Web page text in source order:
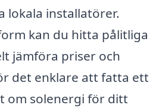
lokala installatörer.
kan du hitta pålitliga
jämföra priser och
det enklare att fatta ett
om solenergi för ditt